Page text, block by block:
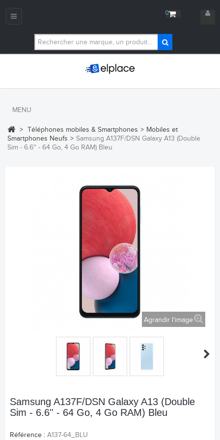
0
Navigation
MENU
> Téléphones mobiles & Smartphones > Mobiles et
Smartphones Neufs > Samsung A137F/DSN Galaxy A13 (Double
Sim - 6.6'' - 64 Go, 4 Go RAM) Bleu
Agrandir l'image
Samsung A137F/DSN Galaxy A13 (Double
Sim - 6.6'' - 64 Go, 4 Go RAM) Bleu
Référence : A137-64_BLU